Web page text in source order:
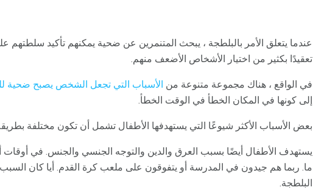
عندما يتعلق الأمر بالبلطجة ، يبحث المتنمرين عن ضحية يمكنهم تأكيد سلطتهم
تعقيدًا بكثير من اختيار الأشخاص الأضعف منهم.
في الواقع ، هناك مجموعة متنوعة من الأسباب التي تجعل الشخص يصبح ضحية
إلى كونها في المكان الخطأ في الوقت الخطأ.
بعض الأسباب الأكثر شيوعًا التي يستهدفها الأطفال تشمل أن تكون مختلفة
يستهدف الأطفال أيضًا بسبب العرق والدين والتوجه الجنسي والجنس. في أوقات
ما. ربما هم جيدون في المدرسة أو يتفوقون على ملعب كرة القدم. أيا كان
البلطجة.